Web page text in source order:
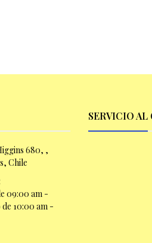
680, ,
Chile
09:00 am -
de 10:00 am -
SERVICIO